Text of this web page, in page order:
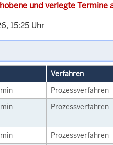
und verlegte Termine
15:25 Uhr
Verfahren
Prozessverfahren
Prozessverfahren
Prozessverfahren